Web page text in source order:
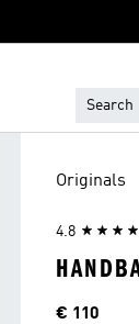
Originals
4.8
Price
€ 110